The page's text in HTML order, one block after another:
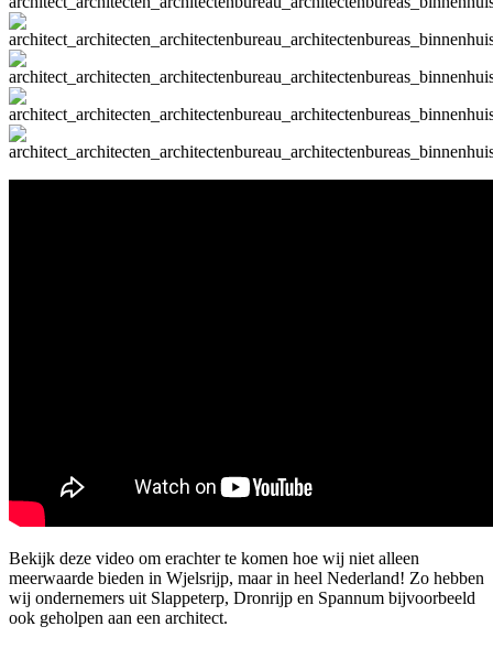
Bekijk deze video om erachter te komen hoe wij niet alleen
meerwaarde bieden in Wjelsrijp, maar in heel Nederland! Zo hebben
wij ondernemers uit Slappeterp, Dronrijp en Spannum bijvoorbeeld
ook geholpen aan een architect.